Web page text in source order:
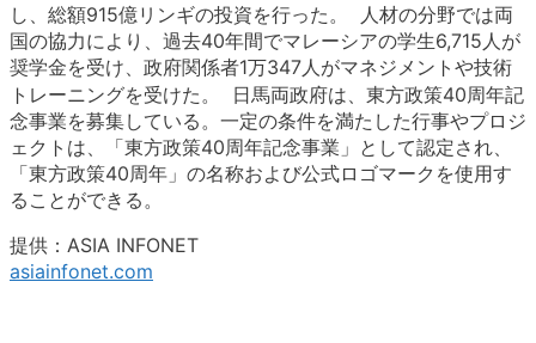
し、総額915億リンギの投資を行った。 人材の分野では両
国の協力により、過去40年間でマレーシアの学生6,715人が
奨学金を受け、政府関係者1万347人がマネジメントや技術
トレーニングを受けた。 日馬両政府は、東方政策40周年記
念事業を募集している。一定の条件を満たした行事やプロジ
ェクトは、「東方政策40周年記念事業」として認定され、
「東方政策40周年」の名称および公式ロゴマークを使用す
ることができる。
提供：ASIA INFONET
asiainfonet.com